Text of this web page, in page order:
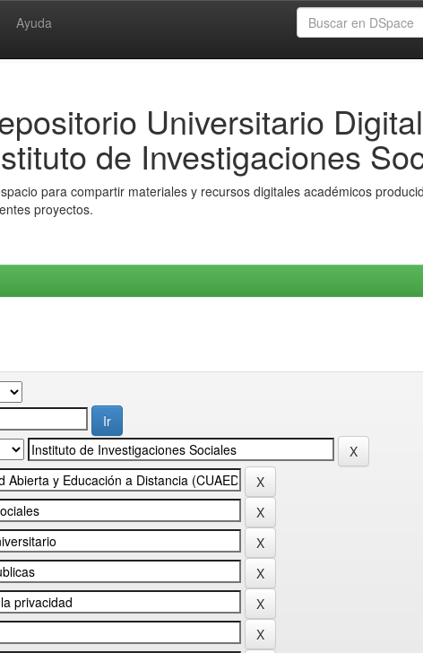
Ayuda
Universitario Digital
de Investigaciones
para compartir materiales y recursos digitales académicos
proyectos.